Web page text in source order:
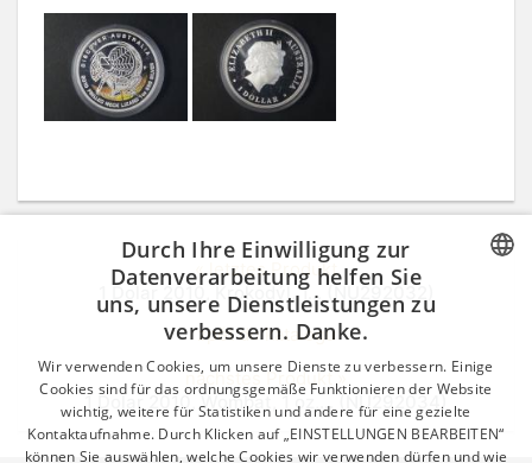
« letztes Produkt
1 Dolar 2010, Krokodýl, 1... (NU292032)
zpět do katalogu
nächstes Produkt »
1 Dolar 2010, Wombat, 1 oz,... (NU292034)
ENGLISH
Durch Ihre Einwilligung zur
Datenverarbeitung helfen Sie
uns, unsere Dienstleistungen zu
verbessern. Danke.
Wir verwenden Cookies, um unsere Dienste zu verbessern. Einige
Cookies sind für das ordnungsgemäße Funktionieren der Website
wichtig, weitere für Statistiken und andere für eine gezielte
Kontaktaufnahme. Durch Klicken auf „EINSTELLUNGEN BEARBEITEN“
können Sie auswählen, welche Cookies wir verwenden dürfen und wie